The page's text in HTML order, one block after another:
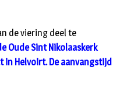
de viering deel te
Oude Sint Nikolaaskerk
in Helvoirt. De aanvangstijd